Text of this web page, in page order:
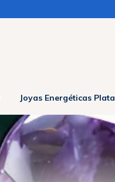
Joyas Energéticas Plata